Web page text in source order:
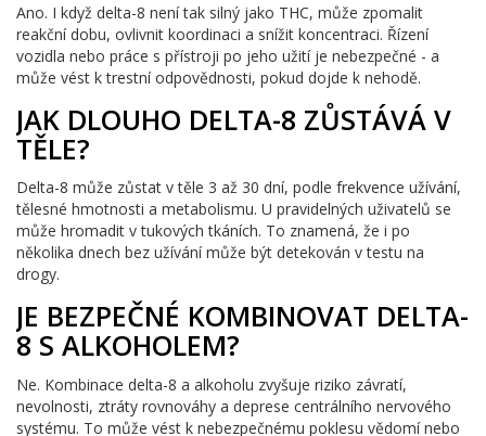
Ano. I když delta-8 není tak silný jako THC, může zpomalit
reakční dobu, ovlivnit koordinaci a snížit koncentraci. Řízení
vozidla nebo práce s přístroji po jeho užití je nebezpečné - a
může vést k trestní odpovědnosti, pokud dojde k nehodě.
JAK DLOUHO DELTA-8 ZŮSTÁVÁ V
TĚLE?
Delta-8 může zůstat v těle 3 až 30 dní, podle frekvence užívání,
tělesné hmotnosti a metabolismu. U pravidelných uživatelů se
může hromadit v tukových tkáních. To znamená, že i po
několika dnech bez užívání může být detekován v testu na
drogy.
JE BEZPEČNÉ KOMBINOVAT DELTA-
8 S ALKOHOLEM?
Ne. Kombinace delta-8 a alkoholu zvyšuje riziko závratí,
nevolnosti, ztráty rovnováhy a deprese centrálního nervového
systému. To může vést k nebezpečnému poklesu vědomí nebo